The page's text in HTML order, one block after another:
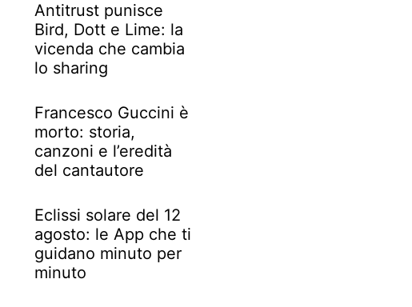
Antitrust punisce
Bird, Dott e Lime: la
vicenda che cambia
lo sharing
Francesco Guccini è
morto: storia,
canzoni e l’eredità
del cantautore
Eclissi solare del 12
agosto: le App che ti
guidano minuto per
minuto